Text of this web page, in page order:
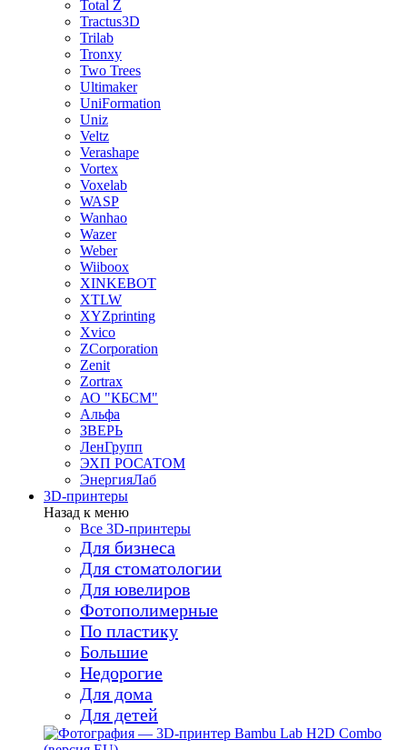
Total Z
Tractus3D
Trilab
Tronxy
Two Trees
Ultimaker
UniFormation
Uniz
Veltz
Verashape
Vortex
Voxelab
WASP
Wanhao
Wazer
Weber
Wiiboox
XINKEBOT
XTLW
XYZprinting
Xvico
ZCorporation
Zenit
Zortrax
АО "КБСМ"
Альфа
ЗВЕРЬ
ЛенГрупп
ЭХП РОСАТОМ
ЭнергияЛаб
3D-принтеры
Назад к меню
Все 3D-принтеры
Для бизнеса
Для стоматологии
Для ювелиров
Фотополимерные
По пластику
Большие
Недорогие
Для дома
Для детей